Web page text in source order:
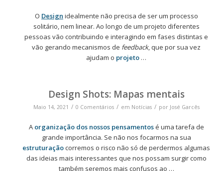
O Design idealmente não precisa de ser um processo
solitário, nem linear. Ao longo de um projeto diferentes
pessoas vão contribuindo e interagindo em fases distintas e
vão gerando mecanismos de feedback, que por sua vez
ajudam o projeto …
Design Shots: Mapas mentais
Maio 14, 2021 / 0 Comentários / em Notícias / por José Garcês
A organização dos nossos pensamentosé uma tarefa de
grande importância. Se não nos focarmos na sua
estruturaçãocorremos o risco não só de perdermos algumas
das ideias mais interessantes que nos possam surgir como
também seremos mais confusos ao …